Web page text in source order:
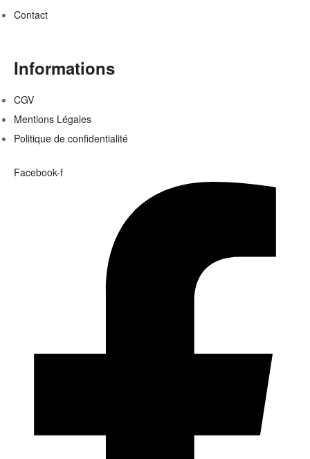
Contact
Informations
CGV
Mentions Légales
Politique de confidentialité
Facebook-f